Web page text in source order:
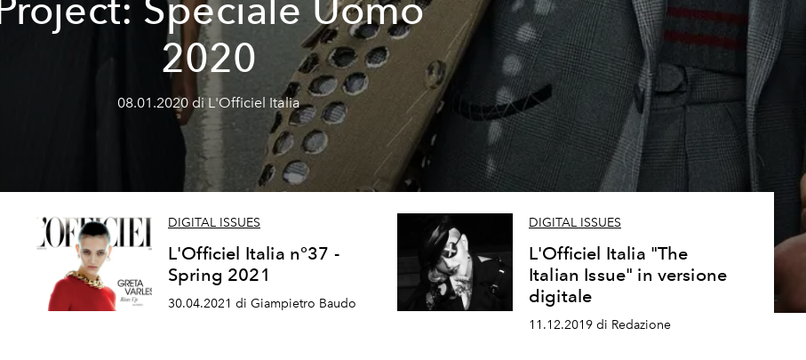
Project: Speciale Uomo
2020
08.01.2020 di L'Officiel Italia
DIGITAL ISSUES
L'Officiel Italia n°37 -
Spring 2021
30.04.2021 di Giampietro Baudo
DIGITAL ISSUES
L'Officiel Italia "The
Italian Issue" in versione
digitale
11.12.2019 di Redazione